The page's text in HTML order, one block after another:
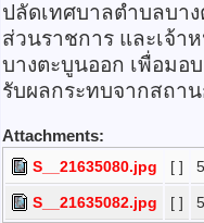
ปลัดเทศบาลตำบลบา
ส่วนราชการ และเจ้
บางตะบูนออก เพื่อมอ
รับผลกระทบจากสถา
Attachments:
S__21635080.jpg [ ]
S__21635082.jpg [ ]